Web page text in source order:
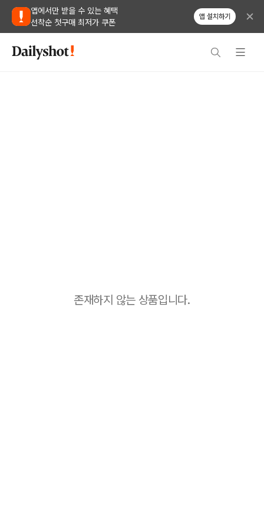
앱에서만 받을 수 있는 혜택
선착순 첫구매 최저가 쿠폰
앱 설치하기
존재하지 않는 상품입니다.